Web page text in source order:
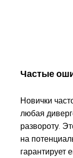
Частые
Новички
любая
развороту.
на
гарантирует